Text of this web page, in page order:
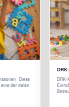
Diese
der vielen
DRK-